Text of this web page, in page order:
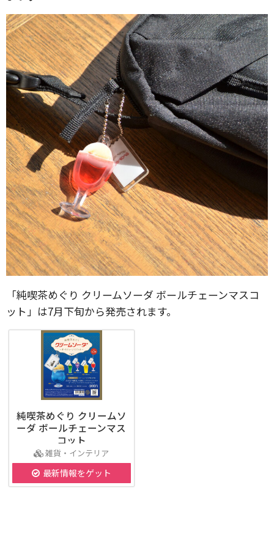
「純喫茶めぐり クリームソーダ ボールチェーンマスコ
ット」は7月下旬から発売されます。
純喫茶めぐり クリームソ
ーダ ボールチェーンマス
コット
雑貨・インテリア
最新情報をゲット